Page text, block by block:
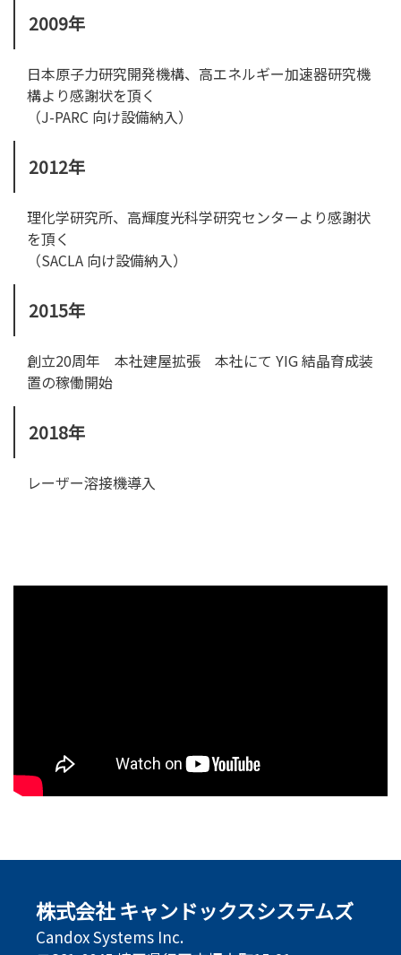
2009年
日本原子力研究開発機構、高エネルギー加速器研究機
構より感謝状を頂く
（J-PARC 向け設備納入）
2012年
理化学研究所、高輝度光科学研究センターより感謝状
を頂く
（SACLA 向け設備納入）
2015年
創立20周年 本社建屋拡張 本社にて YIG 結晶育成装
置の稼働開始
2018年
レーザー溶接機導入
株式会社 キャンドックスシステムズ
Candox Systems Inc.